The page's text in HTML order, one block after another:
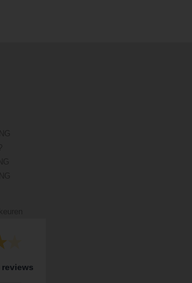
reviews